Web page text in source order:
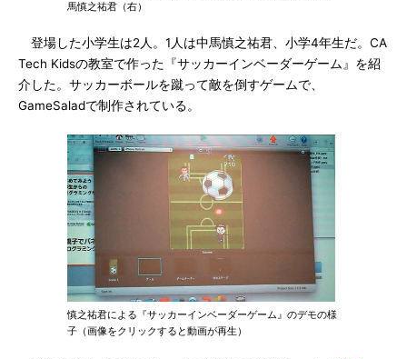
馬慎之祐君（右）
登場した小学生は2人。1人は中馬慎之祐君、小学4年生だ。CA
Tech Kidsの教室で作った『サッカーインベーダーゲーム』を紹
介した。サッカーボールを蹴って敵を倒すゲームで、
GameSaladで制作されている。
慎之祐君による『サッカーインベーダーゲーム』のデモの様
子（画像をクリックすると動画が再生）